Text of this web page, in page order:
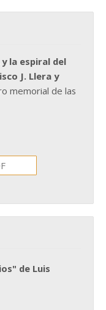
y la espiral del
J. Llera y
memorial de las
de Luis